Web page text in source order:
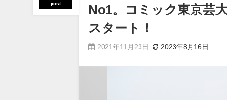
post
No1。コミック東京芸
スタート！
2021年11月23日 2023年8月16日